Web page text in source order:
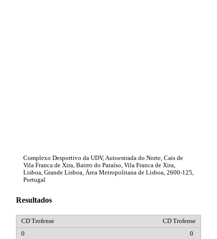
Complexo Desportivo da UDV, Autoestrada do Norte, Cais de
Vila Franca de Xira, Bairro do Paraíso, Vila Franca de Xira,
Lisboa, Grande Lisboa, Área Metropolitana de Lisboa, 2600-125,
Portugal
Resultados
CD Trofense
0